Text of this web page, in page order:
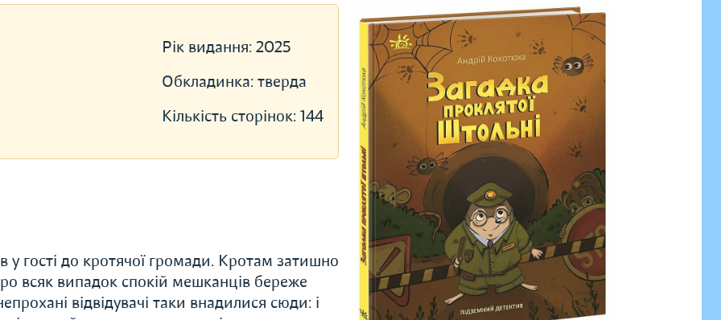
Рік видання: 2025
Обкладинка: тверда
Кількість сторінок: 144
у гості до кротячої громади. Кротам затишно
всяк випадок спокій мешканців береже
відвідувачі таки внадилися сюди: і